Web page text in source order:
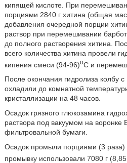
кипящей кислоте. При
порциями 2840 г хитина (общая
добавления очередной порции
раствор при перемешивании
до полного растворения хитина.
всего количества хитина провели
кипения смеси (94-96)oC и
После окончания гидролиза колбу
охладили до комнатной
кристаллизации на 48 часов.
Осадок грязного глюкозамина
раствора под вакуумом на воронке
фильтровальной бумаги.
Осадок промыли порциями (3
промывку использовали 7080 г